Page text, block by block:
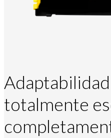
totalmente